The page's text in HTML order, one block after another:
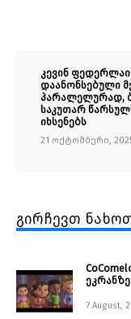
კევინ
დაანონსებული
პარალელურად,
საკუთარ
იხსენებს
21 ოქტომბერი,
გირჩევთ
7 August,